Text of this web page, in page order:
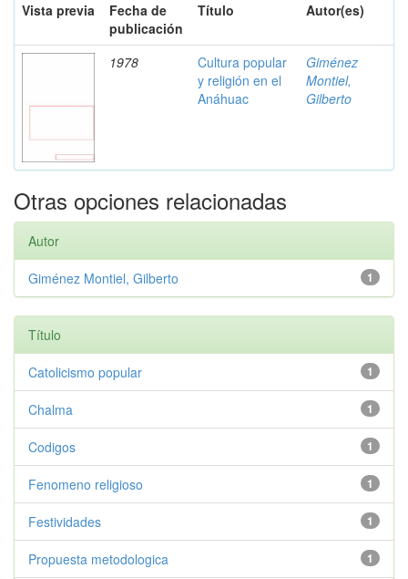
Vista previa
Fecha de
publicación
Título Autor(es)
1978
Cultura popular
y religión en el
Anáhuac
Giménez
Montiel,
Gilberto
Otras opciones relacionadas
Autor
1
Giménez Montiel, Gilberto
Título
1
Catolicismo popular
1
Chalma
1
Codigos
1
Fenomeno religioso
1
Festividades
1
Propuesta metodologica